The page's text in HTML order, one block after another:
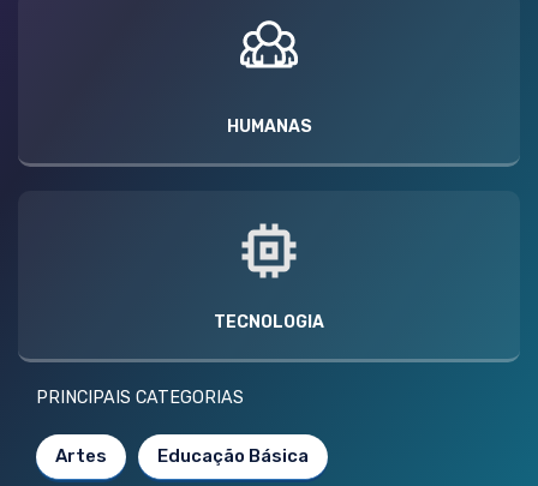
HUMANAS
TECNOLOGIA
PRINCIPAIS CATEGORIAS
Artes Educação Básica